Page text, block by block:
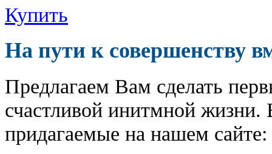
Купить
На пути к совершенству
Предлагаем Вам сделать
счастливой инитмной жизни.
придагаемые на нашем сайте: